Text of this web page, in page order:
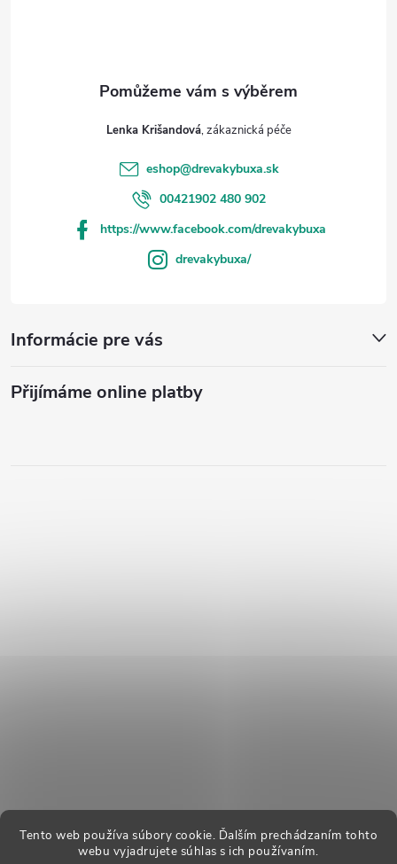
Tento web používa súbory cookie. Ďalším prechádzaním tohto
webu vyjadrujete súhlas s ich používaním.
Lenka Krišandová
eshop@drevakybuxa.sk
00421902 480 902
https://www.facebook.com/drevakybuxa
drevakybuxa/
Informácie pre vás
Přijímáme online platby